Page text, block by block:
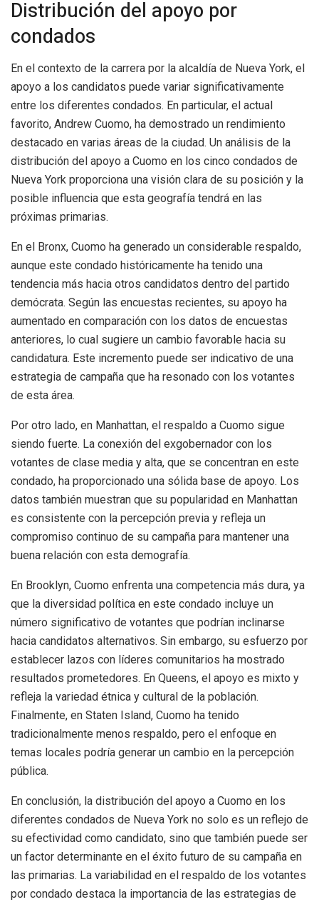
Distribución del apoyo por
condados
En el contexto de la carrera por la alcaldía de Nueva York, el
apoyo a los candidatos puede variar significativamente
entre los diferentes condados. En particular, el actual
favorito, Andrew Cuomo, ha demostrado un rendimiento
destacado en varias áreas de la ciudad. Un análisis de la
distribución del apoyo a Cuomo en los cinco condados de
Nueva York proporciona una visión clara de su posición y la
posible influencia que esta geografía tendrá en las
próximas primarias.
En el Bronx, Cuomo ha generado un considerable respaldo,
aunque este condado históricamente ha tenido una
tendencia más hacia otros candidatos dentro del partido
demócrata. Según las encuestas recientes, su apoyo ha
aumentado en comparación con los datos de encuestas
anteriores, lo cual sugiere un cambio favorable hacia su
candidatura. Este incremento puede ser indicativo de una
estrategia de campaña que ha resonado con los votantes
de esta área.
Por otro lado, en Manhattan, el respaldo a Cuomo sigue
siendo fuerte. La conexión del exgobernador con los
votantes de clase media y alta, que se concentran en este
condado, ha proporcionado una sólida base de apoyo. Los
datos también muestran que su popularidad en Manhattan
es consistente con la percepción previa y refleja un
compromiso continuo de su campaña para mantener una
buena relación con esta demografía.
En Brooklyn, Cuomo enfrenta una competencia más dura, ya
que la diversidad política en este condado incluye un
número significativo de votantes que podrían inclinarse
hacia candidatos alternativos. Sin embargo, su esfuerzo por
establecer lazos con líderes comunitarios ha mostrado
resultados prometedores. En Queens, el apoyo es mixto y
refleja la variedad étnica y cultural de la población.
Finalmente, en Staten Island, Cuomo ha tenido
tradicionalmente menos respaldo, pero el enfoque en
temas locales podría generar un cambio en la percepción
pública.
En conclusión, la distribución del apoyo a Cuomo en los
diferentes condados de Nueva York no solo es un reflejo de
su efectividad como candidato, sino que también puede ser
un factor determinante en el éxito futuro de su campaña en
las primarias. La variabilidad en el respaldo de los votantes
por condado destaca la importancia de las estrategias de